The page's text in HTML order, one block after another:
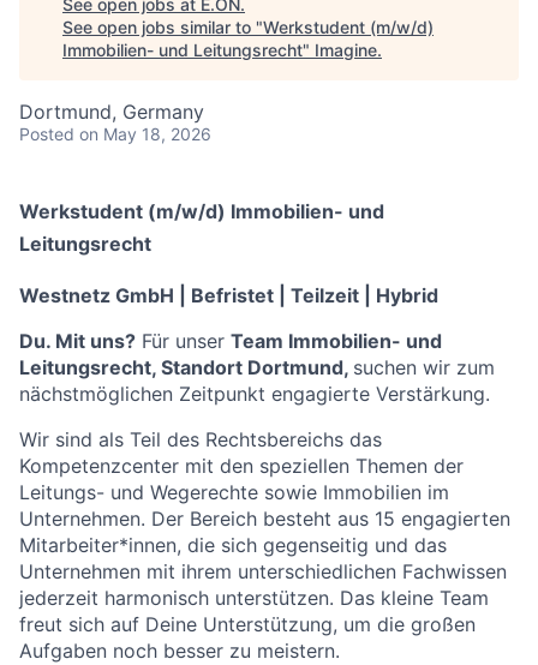
See open jobs at E.ON.
See open jobs similar to "Werkstudent (m/w/d)
Immobilien- und Leitungsrecht" Imagine.
Dortmund, Germany
Posted on May 18, 2026
Werkstudent (m/w/d) Immobilien- und
Leitungsrecht
Westnetz GmbH | Befristet | Teilzeit | Hybrid
Du. Mit uns? Für unser Team Immobilien- und
Leitungsrecht, Standort Dortmund, suchen wir zum
nächstmöglichen Zeitpunkt engagierte Verstärkung.
Wir sind als Teil des Rechtsbereichs das
Kompetenzcenter mit den speziellen Themen der
Leitungs- und Wegerechte sowie Immobilien im
Unternehmen. Der Bereich besteht aus 15 engagierten
Mitarbeiter*innen, die sich gegenseitig und das
Unternehmen mit ihrem unterschiedlichen Fachwissen
jederzeit harmonisch unterstützen. Das kleine Team
freut sich auf Deine Unterstützung, um die großen
Aufgaben noch besser zu meistern.